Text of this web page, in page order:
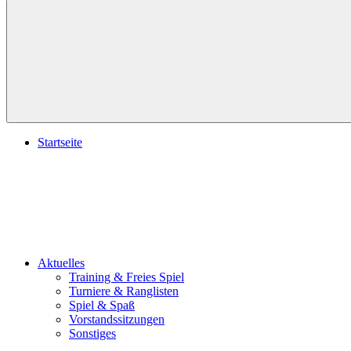
Startseite
Aktuelles
Training & Freies Spiel
Turniere & Ranglisten
Spiel & Spaß
Vorstandssitzungen
Sonstiges